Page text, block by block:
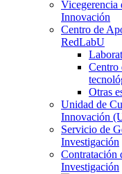
Vicegerencia
Innovación
Centro de
RedLabU
Centro
Otras
Unidad de
Innovación
Servicio de
Investigación
Contratación
Investigación